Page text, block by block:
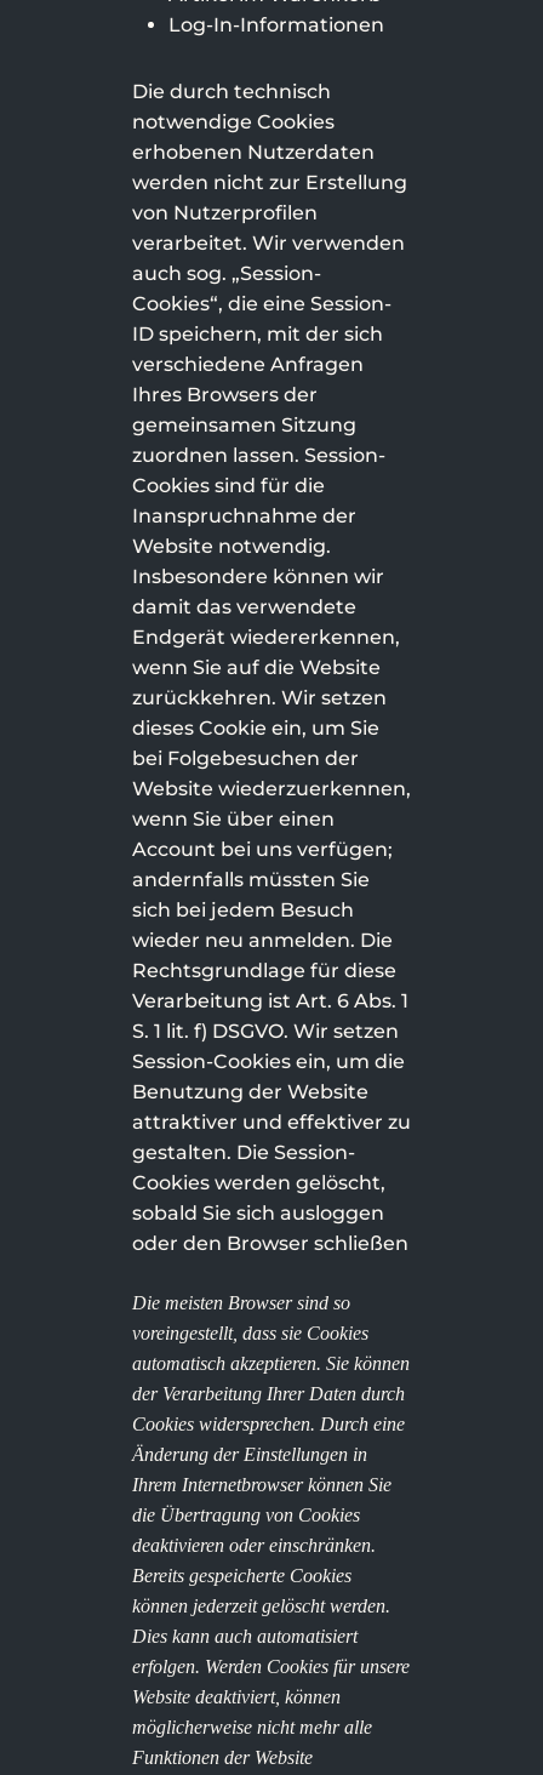
Log-In-Informationen
Die durch technisch
notwendige Cookies
erhobenen Nutzerdaten
werden nicht zur Erstellung
von Nutzerprofilen
verarbeitet. Wir verwenden
auch sog. „Session-
Cookies“, die eine Session-
ID speichern, mit der sich
verschiedene Anfragen
Ihres Browsers der
gemeinsamen Sitzung
zuordnen lassen. Session-
Cookies sind für die
Inanspruchnahme der
Website notwendig.
Insbesondere können wir
damit das verwendete
Endgerät wiedererkennen,
wenn Sie auf die Website
zurückkehren. Wir setzen
dieses Cookie ein, um Sie
bei Folgebesuchen der
Website wiederzuerkennen,
wenn Sie über einen
Account bei uns verfügen;
andernfalls müssten Sie
sich bei jedem Besuch
wieder neu anmelden. Die
Rechtsgrundlage für diese
Verarbeitung ist Art. 6 Abs. 1
S. 1 lit. f) DSGVO. Wir setzen
Session-Cookies ein, um die
Benutzung der Website
attraktiver und effektiver zu
gestalten. Die Session-
Cookies werden gelöscht,
sobald Sie sich ausloggen
oder den Browser schließen
Die meisten Browser sind so
voreingestellt, dass sie Cookies
automatisch akzeptieren. Sie können
der Verarbeitung Ihrer Daten durch
Cookies widersprechen. Durch eine
Änderung der Einstellungen in
Ihrem Internetbrowser können Sie
die Übertragung von Cookies
deaktivieren oder einschränken.
Bereits gespeicherte Cookies
können jederzeit gelöscht werden.
Dies kann auch automatisiert
erfolgen. Werden Cookies für unsere
Website deaktiviert, können
möglicherweise nicht mehr alle
Funktionen der Website